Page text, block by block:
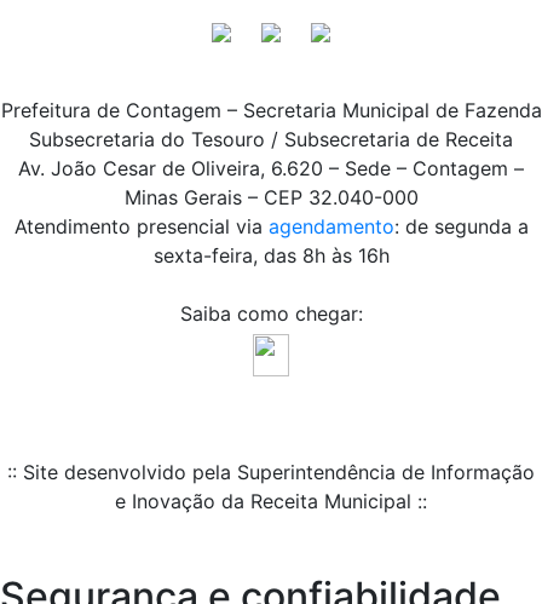
Prefeitura de Contagem – Secretaria Municipal de Fazenda
Subsecretaria do Tesouro / Subsecretaria de Receita
Av. João Cesar de Oliveira, 6.620 – Sede – Contagem –
Minas Gerais – CEP 32.040-000
Atendimento presencial via agendamento: de segunda a
sexta-feira, das 8h às 16h
Saiba como chegar:
:: Site desenvolvido pela Superintendência de Informação
e Inovação da Receita Municipal ::